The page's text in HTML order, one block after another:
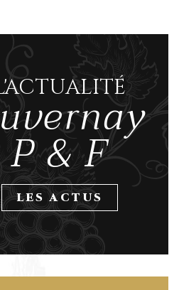
P & F
LES ACTUS